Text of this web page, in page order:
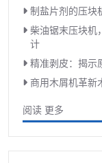
制盐片剂的压块
柴油锯末压块机
计
精准剥皮：揭示
商用木屑机革新
阅读 更多